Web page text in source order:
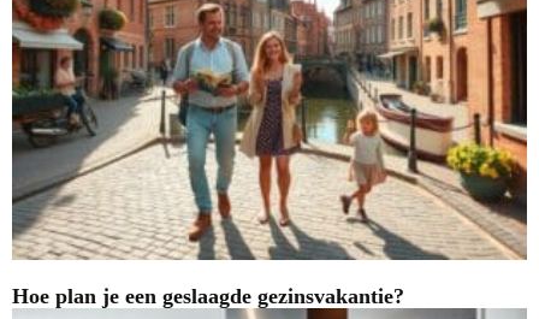
Hoe plan je een geslaagde gezinsvakantie?